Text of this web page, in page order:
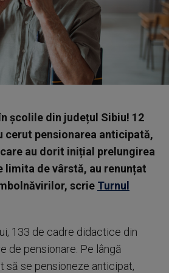
școlile din județul Sibiu! 12
cerut pensionarea anticipată,
au dorit inițial prelungirea
de vârstă, au renunțat
scrie Turnul
133 de cadre didactice din
de pensionare. Pe lângă
să se pensioneze anticipat,